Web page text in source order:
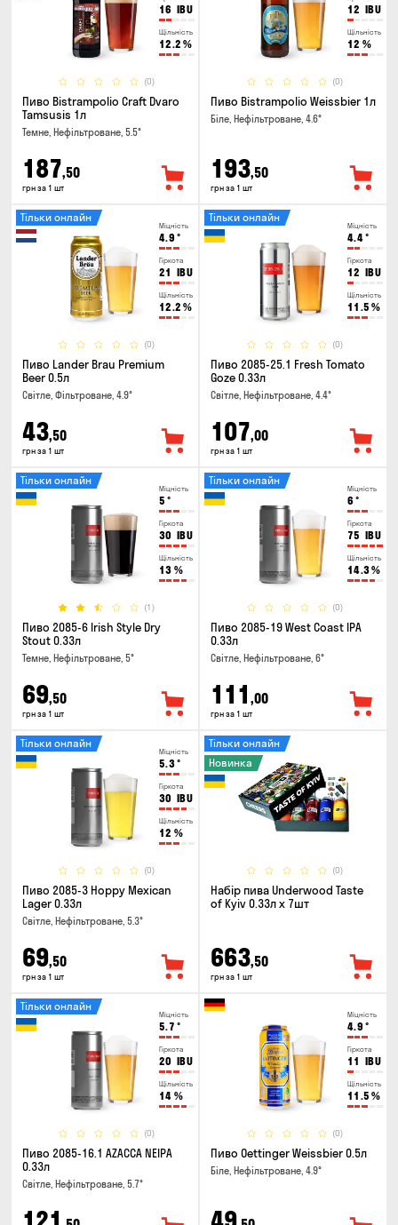
16 IBU
Щільність
12.2 %
(0)
Пиво Bistrampolio Craft Dvaro
Tamsusis 1л
Темне, Нефільтроване, 5.5°
187,50
грн за 1 шт
12 IBU
Щільність
12 %
(0)
Пиво Bistrampolio Weissbier 1л
Біле, Нефільтроване, 4.6°
193,50
грн за 1 шт
Міцність
4.9 °
Гіркота
21 IBU
Щільність
12.2 %
(0)
Тільки онлайн
Пиво Lander Brau Premium
Beer 0.5л
Світле, Фільтроване, 4.9°
43,50
грн за 1 шт
Міцність
4.4°
Гіркота
12 IBU
Щільність
11.5 %
(0)
Тільки онлайн
Пиво 2085-25.1 Fresh Tomato
Goze 0.33л
Світле, Нефільтроване, 4.4°
107,00
грн за 1 шт
Міцність
5 °
Гіркота
30 IBU
Щільність
13 %
(1)
Тільки онлайн
Пиво 2085-6 Irish Style Dry
Stout 0.33л
Темне, Нефільтроване, 5°
69,50
грн за 1 шт
Міцність
6 °
Гіркота
75 IBU
Щільність
14.3%
(0)
Тільки онлайн
Пиво 2085-19 West Coast IPA
0.33л
Світле, Нефільтроване, 6°
111 ,00
грн за 1 шт
Міцність
5.3°
Гіркота
30 IBU
Щільність
12 %
(0)
Тільки онлайн
Пиво 2085-3 Hoppy Mexican
Lager 0.33л
Світле, Нефільтроване, 5.3°
69,50
грн за 1 шт
(0)
Тільки онлайн
Новинка
Набір пива Underwood Taste
of Kyiv 0.33л x 7шт
663,50
грн за 1 шт
Міцність
5.7 °
Гіркота
20 IBU
Щільність
14 %
(0)
Тільки онлайн
Пиво 2085-16.1 AZACCA NEIPA
0.33л
Світле, Нефільтроване, 5.7°
Міцність
4.9 °
Гіркота
11 IBU
Щільність
11.5 %
(0)
Пиво Oettinger Weissbier 0.5л
Біле, Нефільтроване, 4.9°